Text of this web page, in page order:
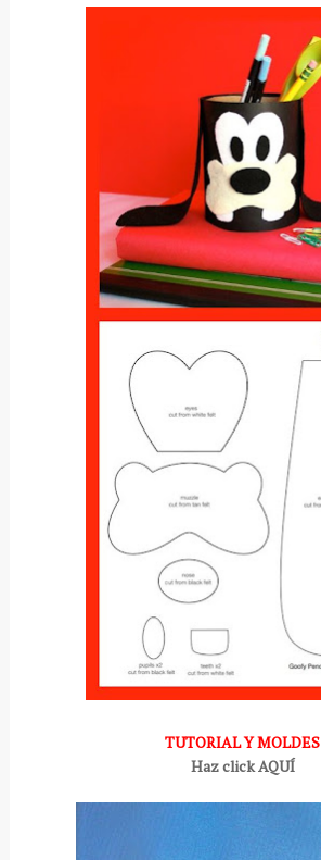
TUTORIAL Y MOLDES
Haz click AQUÍ